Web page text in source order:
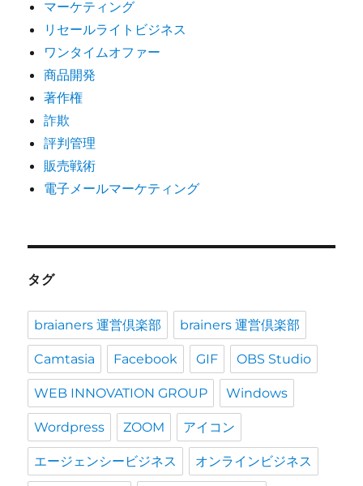
マーケティング
リセールライトビジネス
ワンタイムオファー
商品開発
著作権
詐欺
評判管理
販売戦術
電子メールマーケティング
タグ
braianers 運営倶楽部 brainers 運営倶楽部
Camtasia Facebook GIF OBS Studio
WEB INNOVATION GROUP Windows
Wordpress ZOOM アイコン
エージェンシービジネス オンラインビジネス